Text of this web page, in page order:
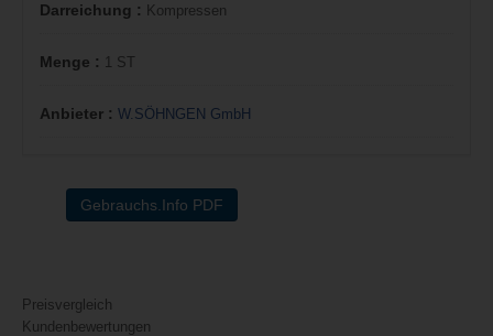
Darreichung : Kompressen
Menge : 1 ST
Anbieter : W.SÖHNGEN GmbH
Gebrauchs.Info PDF
Preisvergleich
Kundenbewertungen